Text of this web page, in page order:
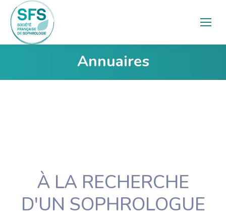
Annuaires
Vous êtes ici :
À LA RECHERCHE
D'UN SOPHROLOGUE